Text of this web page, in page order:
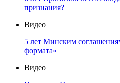
признания?
Видео
5 лет Минским
формата»
Видео